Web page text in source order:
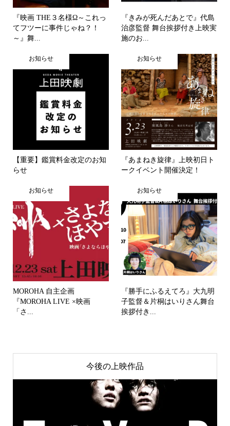
『映画 THE３名様Ω～これっ
てフツーに事件じゃね？！
～』舞...
『きみが死んだあとで』代島
治彦監督 舞台挨拶付き上映実
施のお...
お知らせ
【重要】鑑賞料金改定のお知
らせ
お知らせ
『あまねき旋律』上映初日ト
ークイベント開催決定！
お知らせ
MOROHA 自主企画
『MOROHA LIVE ×映画
「さ...
お知らせ
『勝手にふるえてろ』大九明
子監督＆片桐はいりさん舞台
挨拶付き...
今後の上映作品